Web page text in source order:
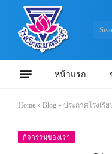
หน้าแรก
Home » Blog » ประกาศโรงเ
กิจกรรมของเรา